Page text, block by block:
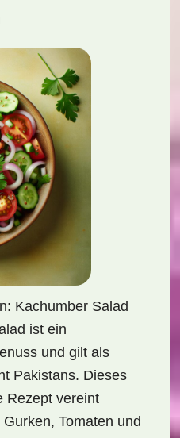
Kachumber Salad
ist ein
und gilt als
Pakistans. Dieses
Rezept vereint
Tomaten und